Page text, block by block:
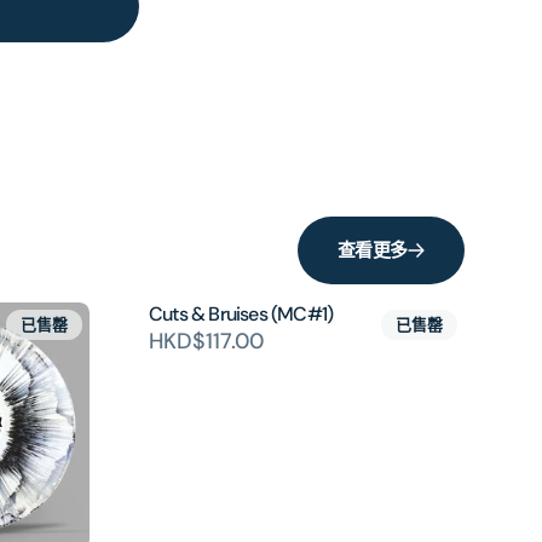
查看更多
已售罄 Cuts & Bruises (MC#1)
HKD$117.00
已售罄